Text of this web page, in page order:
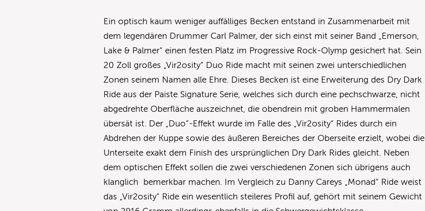
Ein optisch kaum weniger auffälliges Becken entstand in Zusammenarbeit mit
dem legendären Drummer Carl Palmer, der sich einst mit seiner Band „Emerson,
Lake & Palmer“ einen festen Platz im Progressive Rock-Olymp gesichert hat. Sein
20 Zoll großes „Vir2osity“ Duo Ride macht mit seinen zwei unterschiedlichen
Zonen seinem Namen alle Ehre. Dieses Becken ist eine Erweiterung des Dry Dark
Ride aus der Paiste Signature Serie, welches sich durch eine pechschwarze, nicht
abgedrehte Oberfläche auszeichnet, die obendrein mit groben Hammermalen
übersät ist. Der „Duo“-Effekt wurde im Falle des „Vir2osity“ Rides durch ein
Abdrehen der Kuppe sowie des äußeren Bereiches der Oberseite erzielt, wobei die
Unterseite exakt dem Finish des ursprünglichen Dry Dark Rides gleicht. Neben
dem optischen Effekt sollen die zwei verschiedenen Zonen sich übrigens auch
klanglich bemerkbar machen. Im Vergleich zu Danny Careys „Monad“ Ride weist
das „Vir2osity“ Ride ein wesentlich steileres Profil auf, gehört mit seinem Gewicht